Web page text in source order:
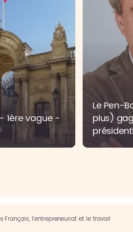
1ère vague -
Le Pen-
plus)
Français, l’entrepreneuriat et le travail